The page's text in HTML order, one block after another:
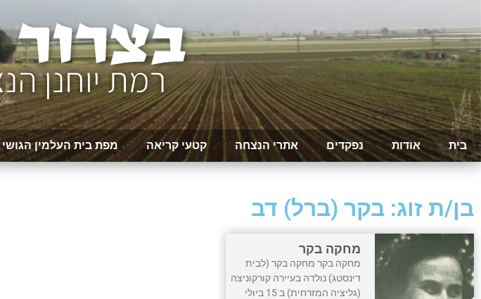
בית אודות נפקדים אתרי הנצחה קטעי קריאה מפת בית העלמין הגושי
בן/ת זוג: בקר (ברל) דב
מחקה בקר
מחקה בקר מחקה בקר (לבית
דינסטג) נולדה בעיירה קורקוניצה
(גליציה המזרחית) ב 15 ביולי